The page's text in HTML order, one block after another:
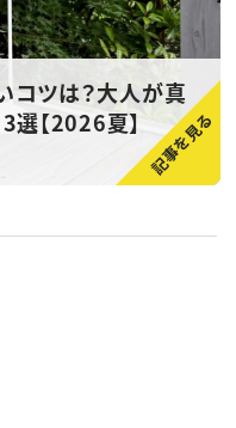
コツは？大人が真
選【2026夏】